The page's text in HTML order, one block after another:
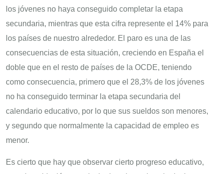
los jóvenes no haya conseguido completar la etapa
secundaria, mientras que esta cifra represente el 14% para
los países de nuestro alrededor. El paro es una de las
consecuencias de esta situación, creciendo en España el
doble que en el resto de países de la OCDE, teniendo
como consecuencia, primero que el 28,3% de los jóvenes
no ha conseguido terminar la etapa secundaria del
calendario educativo, por lo que sus sueldos son menores,
y segundo que normalmente la capacidad de empleo es
menor.
Es cierto que hay que observar cierto progreso educativo,